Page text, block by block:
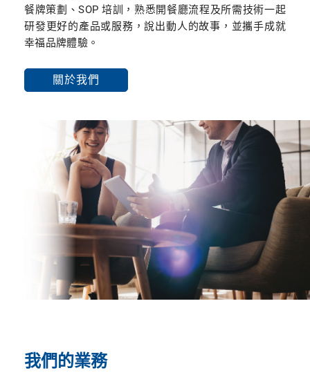
餐牌策劃、SOP 培訓，熟悉開餐廳流程及所需技術一起
研發更好的產品或服務，說出動人的故事，並攜手成就
幸福品牌體驗。
關於我們
我們的業務